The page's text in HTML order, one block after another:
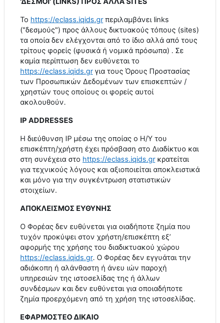
Το https://eclass.iqids.grπεριλαμβάνει links
("δεσμούς") προς άλλους δικτυακούς τόπους (sites)
τα οποία δεν ελέγχονται από το ίδιο αλλά από τους
τρίτους φορείς (φυσικά ή νομικά πρόσωπα) . Σε
καμία περίπτωση δεν ευθύνεται το
https://eclass.iqids.grγια τους Όρους Προστασίας
των Προσωπικών Δεδομένων των επισκεπτών /
χρηστών τους οποίους οι φορείς αυτοί
ακολουθούν.
IP ADDRESSES
H διεύθυνση IP μέσω της οποίας ο Η/Υ του
επισκέπτη/χρήστη έχει πρόσβαση στο Διαδίκτυο και
στη συνέχεια στο https://eclass.iqids.grκρατείται
για τεχνικούς λόγους και αξιοποιείται αποκλειστικά
και μόνο για την συγκέντρωση στατιστικών
στοιχείων.
ΑΠΟΚΛΕΙΣΜΟΣ ΕΥΘΥΝΗΣ
Ο Φορέας δεν ευθύνεται για οιαδήποτε ζημία που
τυχόν προκύψει στον χρήστη/επισκέπτη εξ’
αφορμής της χρήσης του διαδικτυακού χώρου
https://eclass.iqids.gr. Ο Φορέας δεν εγγυάται την
αδιάκοπη ή αλάνθαστη ή άνευ ιών παροχή
υπηρεσιών της ιστοσελίδας της ή άλλων
συνδέσμων και δεν ευθύνεται για οποιαδήποτε
ζημία προερχόμενη από τη χρήση της ιστοσελίδας.
ΕΦΑΡΜΟΣΤΕΟ ΔΙΚΑΙΟ